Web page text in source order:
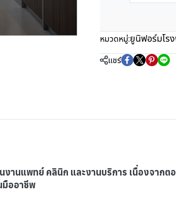
หมวดหมู่:ยูนิฟอร์มโร
แชร์
านแพทย์ คลินิก และงานบริการ เนื่องจาก
มืออาชีพ